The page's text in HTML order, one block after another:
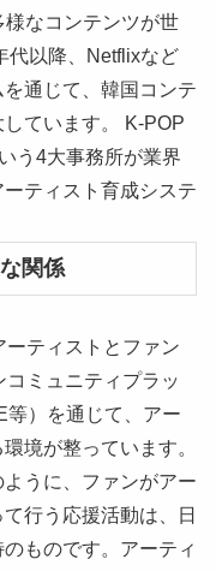
様なコンテンツが世
代以降、Netflixなど
通じて、韓国コンテ
ています。 K-POP
う4大事務所が業界
ティスト育成システ
関係
ーティストとファン
ミュニティプラッ
等）を通じて、アー
境が整っています。
うに、ファンがアー
行う応援活動は、日
ものです。アーティ